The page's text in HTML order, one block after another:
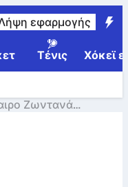
εφαρμογής
Τένις Χόκεϊ
Ζωντανά